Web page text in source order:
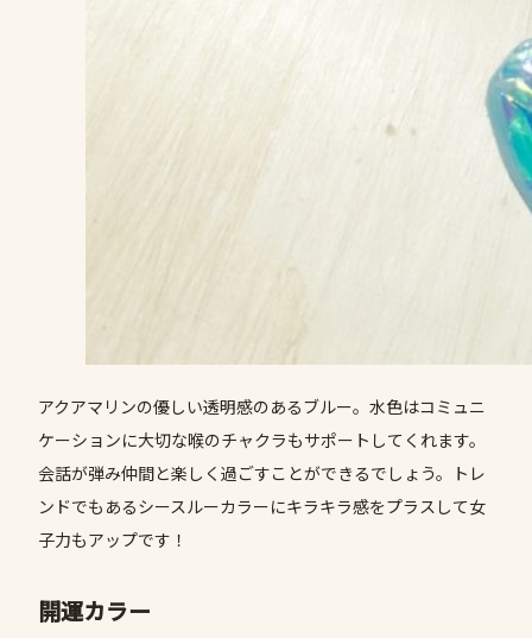
アクアマリンの優しい透明感のあるブルー。水色はコミュニ
ケーションに大切な喉のチャクラもサポートしてくれます。
会話が弾み仲間と楽しく過ごすことができるでしょう。トレ
ンドでもあるシースルーカラーにキラキラ感をプラスして女
子力もアップです！
開運カラー